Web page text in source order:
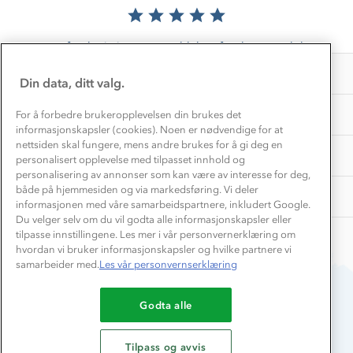
Det er foreløpig ingen anmeldelser for dette produktet.
Bedrift, barnehage og SFO
OM OSS
TIPS OG RÅD
Vask og vedlikehold
EL-retur
Store størrelser
Turmat oppskrifter
Beredskap
AKTIVITETER
Få turinspirasjon og tips her⛰
Storms turtips🐿️
Leirskole 🥾
Barnehageansatt
Tips til hyttetur
Du betaler enkelt med
Din data, ditt valg.
For å forbedre brukeropplevelsen din brukes det
informasjonskapsler (cookies). Noen er nødvendige for at
nettsiden skal fungere, mens andre brukes for å gi deg en
personalisert opplevelse med tilpasset innhold og
personalisering av annonser som kan være av interesse for deg,
både på hjemmesiden og via markedsføring. Vi deler
informasjonen med våre samarbeidspartnere, inkludert Google.
Du velger selv om du vil godta alle informasjonskapsler eller
tilpasse innstillingene. Les mer i vår personvernerklæring om
hvordan vi bruker informasjonskapsler og hvilke partnere vi
samarbeider med.Les vår personvernserklæring
Godta alle
Tilpass og avvis